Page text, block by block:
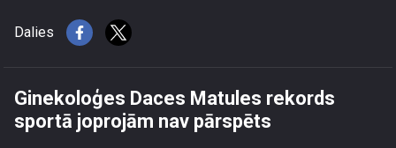
Dalies
Ginekoloģes Daces Matules rekords
sportā joprojām nav pārspēts